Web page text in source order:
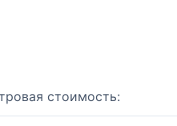
стоимость: